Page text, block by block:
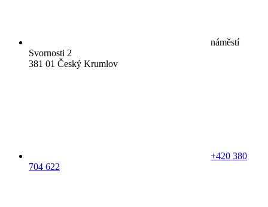
náměstí
Svornosti 2
381 01 Český Krumlov
+420 380
704 622